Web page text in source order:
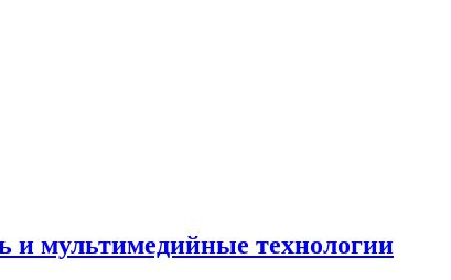
и мультимедийные технологии